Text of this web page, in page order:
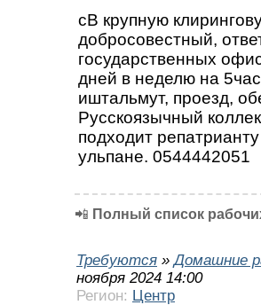
сВ крупную
добросовестный,
государственных
дней в неделю на
иштальмут, проезд,
Русскоязычный
подходит
ульпане. 0544442051
📲 Полный список
Требуются »Домашние
ноября 2024 14:00
Регион: Центр